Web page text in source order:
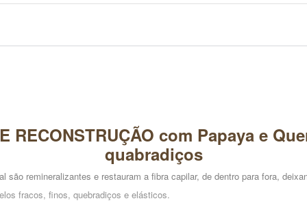
RECONSTRUÇÃO com Papaya e
quabradiços
são remineralizantes e restauram a fibra capilar, de dentro para fora,
fracos, finos, quebradiços e elásticos.